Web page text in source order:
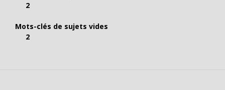
2
Mots-clés de sujets vides
2